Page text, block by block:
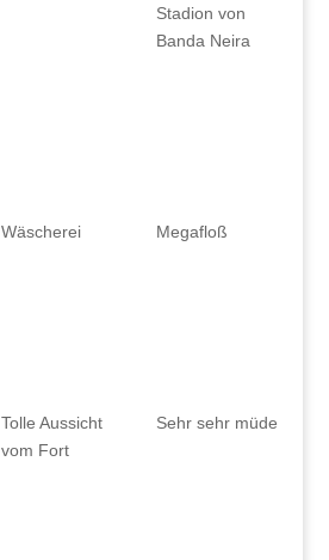
Stadion von
Banda Neira
Wäscherei Megafloß
Tolle Aussicht
vom Fort
Sehr sehr müde